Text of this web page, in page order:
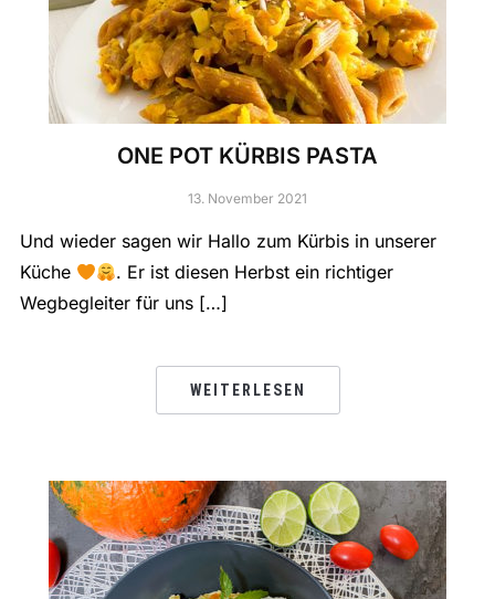
ONE POT KÜRBIS PASTA
13. November 2021
Und wieder sagen wir Hallo zum Kürbis in unserer
Küche
. Er ist diesen Herbst ein richtiger
Wegbegleiter für uns […]
WEITERLESEN